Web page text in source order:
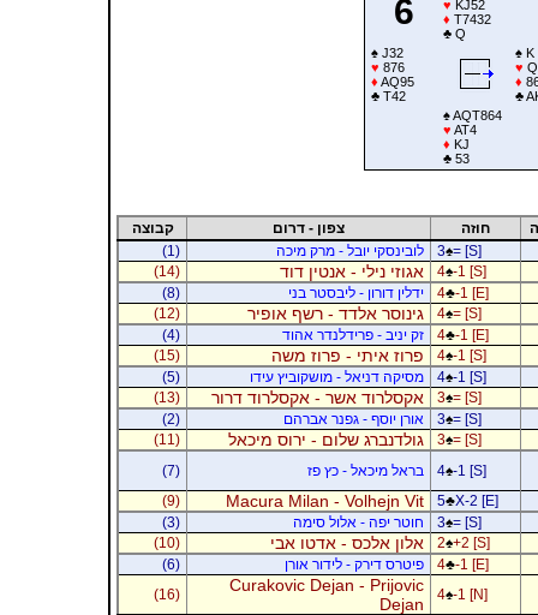
6 ♥ KJ52
♦ T7432
♣Q
♠J32
♥ 876
♦ AQ95
♣T42
♠K
♥
♦
♣
♠AQT864
♥ AT4
♦ KJ
♣53
חוזה צפון - דרום
קבוצה
3♠= [S] לובינסקי יובל - מרק מיכה
(1)
4♠-1 [S] אגוזי נילי - אנטין דוד
(14)
4♣-1 [E] ידלין דורון - ליבסטר בני
(8)
4♠= [S] גינוסר אלדד - רשף אופיר
(12)
4♣-1 [E] זק יניב - פרידלנדר אהוד
(4)
4♠-1 [S] פרוז איתי - פרוז משה
(15)
4♠-1 [S] מסיקה דניאל - מושקוביץ עידו
(5)
3♠= [S] אקסלרוד אשר - אקסלרוד דרור
(13)
3♠= [S] אורן יוסף - גפנר אברהם
(2)
3♠= [S] גולדנברג שלום - ירוס מיכאל
(11)
4♠-1 [S] בראל מיכאל - כץ פז
(7)
5♣X-2 [E]
Macura Milan - Volhejn Vit
(9)
3♠= [S] חוטר יפה - אלול סימה
(3)
2♠+2 [S] אלון אלכס - אדטו אבי
(10)
4♣-1 [E] פיטרס דירק - לידור אורן
(6)
4♠-1 [N]
Curakovic Dejan - Prijovic
Dejan
(16)